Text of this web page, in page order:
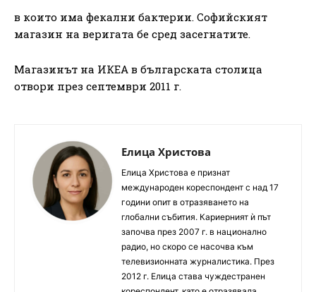
в които има фекални бактерии. Софийският
магазин на веригата бе сред засегнатите.
Магазинът на ИКЕА в българската столица
отвори през септември 2011 г.
Елица Христова
Елица Христова е признат
международен кореспондент с над 17
години опит в отразяването на
глобални събития. Кариерният ѝ път
започва през 2007 г. в национално
радио, но скоро се насочва към
телевизионната журналистика. През
2012 г. Елица става чуждестранен